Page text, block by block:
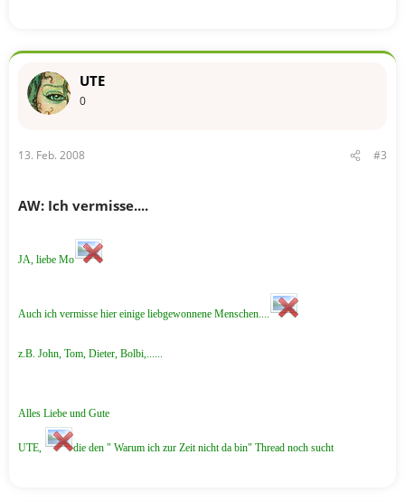
UTE
0
13. Feb. 2008 #3
AW: Ich vermisse....
JA, liebe Mo
Auch ich vermisse hier einige liebgewonnene Menschen....
z.B. John, Tom, Dieter, Bolbi,......
Alles Liebe und Gute
UTE, die den " Warum ich zur Zeit nicht da bin" Thread noch sucht